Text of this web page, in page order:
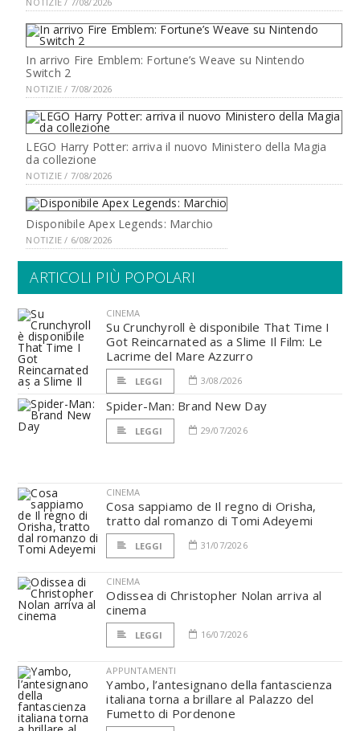
In arrivo Fire Emblem: Fortune’s Weave su Nintendo
Switch 2
NOTIZIE / 7/08/2026
LEGO Harry Potter: arriva il nuovo Ministero della Magia
da collezione
NOTIZIE / 7/08/2026
Disponibile Apex Legends: Marchio
NOTIZIE / 6/08/2026
ARTICOLI PIÙ POPOLARI
CINEMA
Su Crunchyroll è disponibile That Time I
Got Reincarnated as a Slime Il Film: Le
Lacrime del Mare Azzurro
LEGGI 3/08/2026
Spider-Man: Brand New Day
LEGGI 29/07/2026
CINEMA
Cosa sappiamo de Il regno di Orisha,
tratto dal romanzo di Tomi Adeyemi
LEGGI 31/07/2026
CINEMA
Odissea di Christopher Nolan arriva al
cinema
LEGGI 16/07/2026
APPUNTAMENTI
Yambo, l’antesignano della fantascienza
italiana torna a brillare al Palazzo del
Fumetto di Pordenone